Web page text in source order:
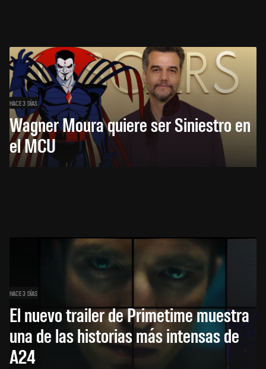
HACE 3 DÍAS
Wagner Moura quiere ser Siniestro en
el MCU
HACE 3 DÍAS
El nuevo trailer de Primetime muestra
una de las historias más intensas de
A24